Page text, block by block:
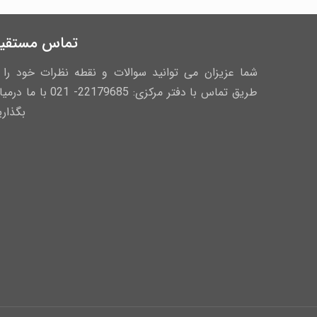
تماس
شما عزیزان می توانید سوالات و نقطه نظرات خود را
طریق تماس با دفتر مرکزی: 22179685- 021 با